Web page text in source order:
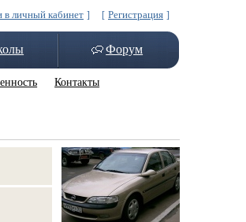
в личный кабинет ] [ Регистрация ]
Форум
Контакты